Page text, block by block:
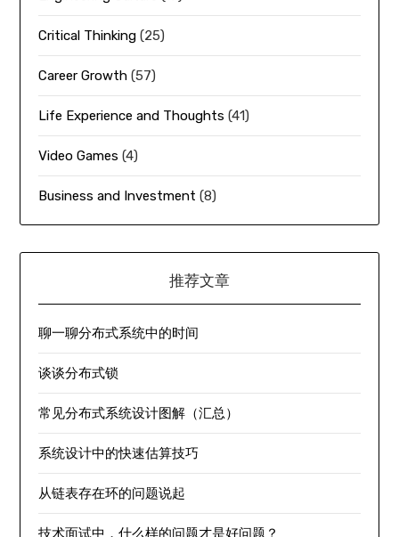
Critical Thinking (25)
Career Growth (57)
Life Experience and Thoughts (41)
Video Games (4)
Business and Investment (8)
推荐文章
聊一聊分布式系统中的时间
谈谈分布式锁
常见分布式系统设计图解（汇总）
系统设计中的快速估算技巧
从链表存在环的问题说起
技术面试中，什么样的问题才是好问题？